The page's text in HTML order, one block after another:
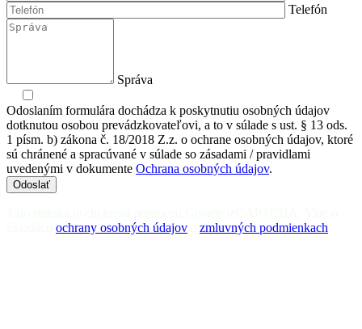
Telefón
Správa
Odoslaním formulára dochádza k poskytnutiu osobných údajov
dotknutou osobou prevádzkovateľovi, a to v súlade s ust. § 13 ods.
1 písm. b) zákona č. 18/2018 Z.z. o ochrane osobných údajov, ktoré
sú chránené a spracúvané v súlade so zásadami / pravidlami
uvedenými v dokumente Ochrana osobných údajov.
Odoslať
ochrany osobných údajov zmluvných podmienkach